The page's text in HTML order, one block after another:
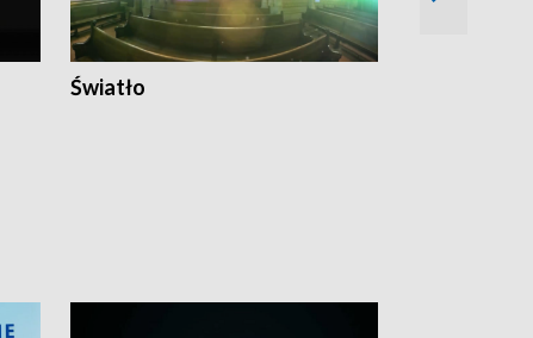
Światło